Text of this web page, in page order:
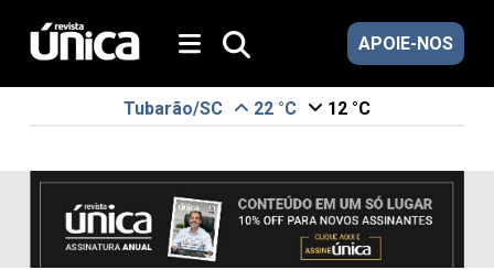
APOIE-NOS
Tubarão/SC 22 °C 12 °C